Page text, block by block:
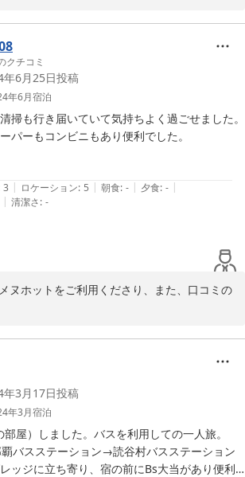
色も、ご評価下さり誠にありがとうございま
たようなご利用ができたとのことで、当施設
で頂けましたこと、大変嬉しく思います。
しいというお声をよくいただく部分でござい
しやすくなるよう、ご案内や車庫周辺の環境
もできる限りの配慮ができるよう取り組んで
。
ンドハウスとして、
さり、また、すてきなコメントのご投稿をい
クチコミ
年6月25日投稿
年6月宿泊
掃も行き届いていて気持ちよく過ごせました。
パーもコンビニもあり便利でした。
ます。
けですが、全て乾燥機に入れないので、物干し
タオルハンガーがなく、洗面用具が引っ掛けら
て階段登って取りに行くことがあったので、玄
があれば玄関付近に置けるので便利だと思いま
3 | ロケーション: 5 | 朝食: - | 夕食: - |
| 清潔さ: -
ヌホットをご利用くださり、また、口コミの
て、誠にありがとうございます。
面にご評価いただき、誠にありがとうござい
の環境も気に入っていただき、大変嬉しく思
ただく上でお気づきいただきました点も、コ
とうございます。
考に、改善や工夫をしていきたいと思いま
年3月17日投稿
年3月宿泊
屋）しました。バスを利用しての一人旅。
バスステーション→読谷村バスステーション
ッジに立ち寄り、宿の前にBs大当があり便利